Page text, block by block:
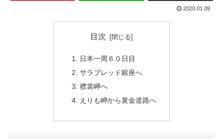
2020.01.09
目次
日本一周６０日目
サラブレッド銀座へ
襟裳岬へ
えりも岬から黄金道路へ